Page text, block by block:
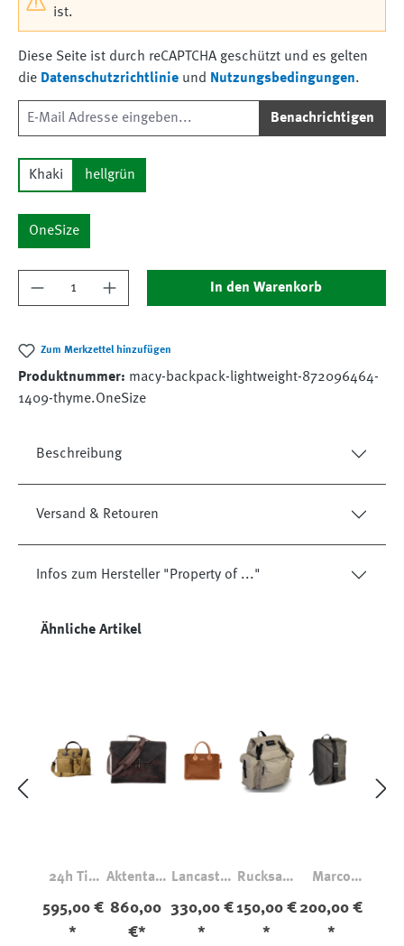
ist.
Diese Seite ist durch reCAPTCHA geschützt und es gelten
die Datenschutzrichtlinie und Nutzungsbedingungen.
Benachrichtigen
Khaki hellgrün
OneSize
Produkt Anzahl: Gib den gewünschten Wert
In den Warenkorb
Zum Merkzettel hinzufügen
Produktnummer: macy-backpack-lightweight-872096464-
1409-thyme.OneSize
Beschreibung
Versand & Retouren
Infos zum Hersteller "Property of ..."
Produktgalerie überspringen
Ähnliche Artikel
24h Tin
he
595,00 €
*
Aktentasc
Pferdeled
er
860,00
€*
Lancaster
330,00 €
*
Rucksack
Lightweig
ht
150,00 €
*
Marco
200,00 €
*